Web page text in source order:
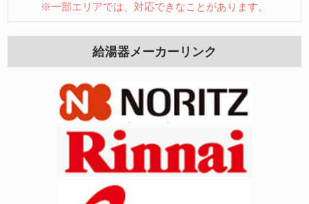
※一部エリアでは、対応できなことがあります。
給湯器メーカーリンク